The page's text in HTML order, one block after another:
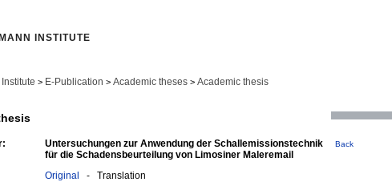
INSTITUTE
> E-Publication > Academic theses > Academic thesis
Untersuchungen zur Anwendung der Schallemissionstechnik
für die Schadensbeurteilung von Limosiner Maleremail
Back
Original - Translation